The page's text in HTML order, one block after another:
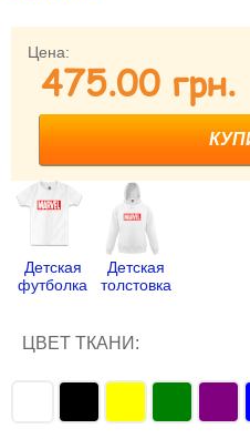
Забыли пароль?
Забыли имя пользователя (логин)?
Регистрация
Цена:
475.00 грн.
Детская
футболка
Детская
толстовка
ЦВЕТ ТКАНИ: